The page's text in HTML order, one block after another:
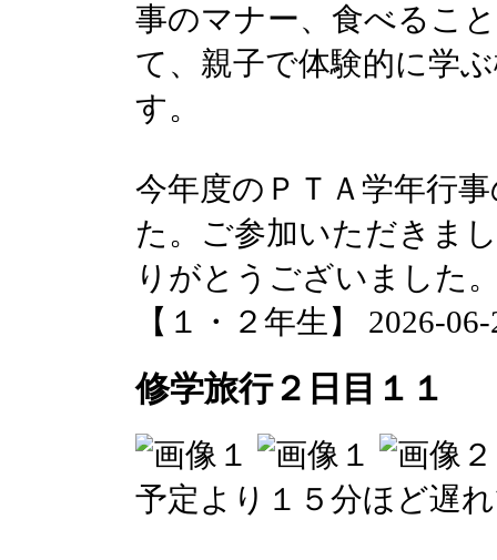
事のマナー、食べるこ
て、親子で体験的に学
す。
今年度のＰＴＡ学年行
た。ご参加いただきま
りがとうございました
【１・２年生】 2026-
修学旅行２日目１１
予定より１５分ほど遅